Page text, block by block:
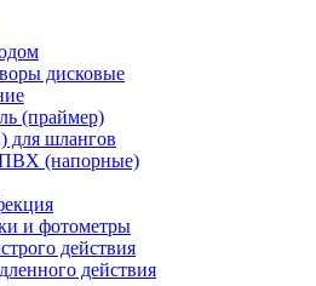
дисковые
(праймер)
для шлангов
(напорные)
и фотометры
действия
действия